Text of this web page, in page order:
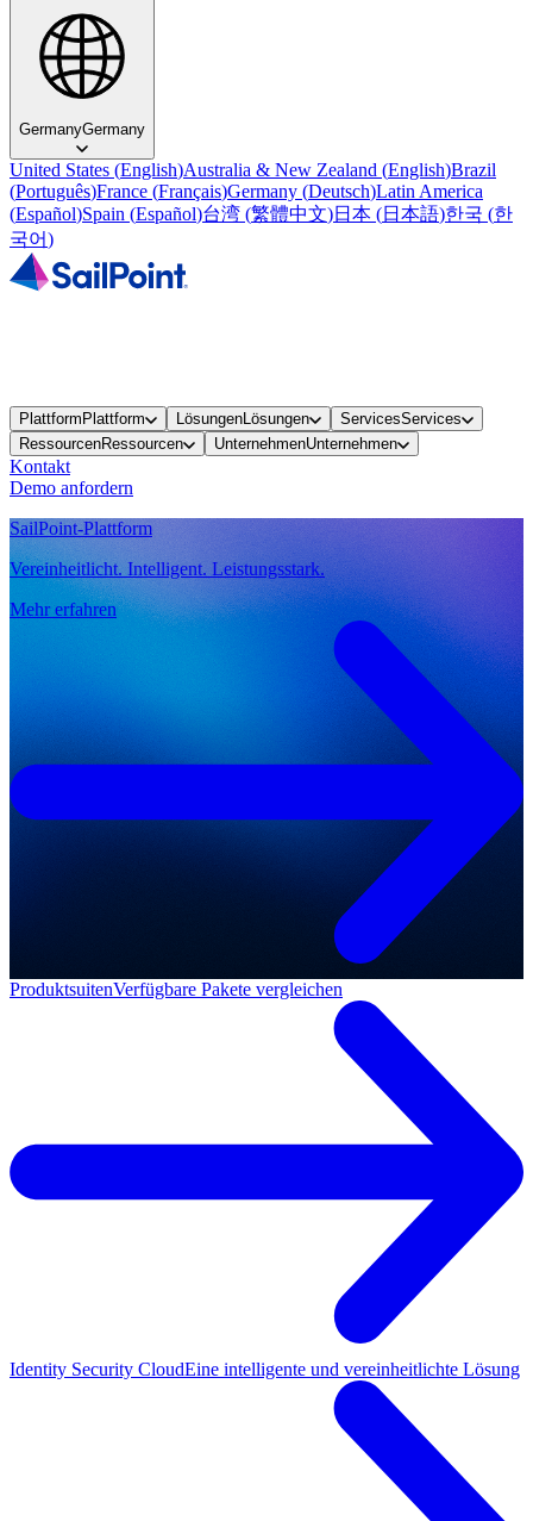
GermanyGermany
United States (English)Australia & New Zealand (English)Brazil
(Português)France (Français)Germany (Deutsch)Latin America
(Español)Spain (Español)台湾 (繁體中文)日本 (日本語)한국 (한
국어)
Plattform Plattform LösungenLösungen ServicesServices
RessourcenRessourcen UnternehmenUnternehmen
Kontakt
Demo anfordern
SailPoint-Plattform
Vereinheitlicht. Intelligent. Leistungsstark.
Mehr erfahren
ProduktsuitenVerfügbare Pakete vergleichen
Identity Security CloudEine intelligente und vereinheitlichte Lösung